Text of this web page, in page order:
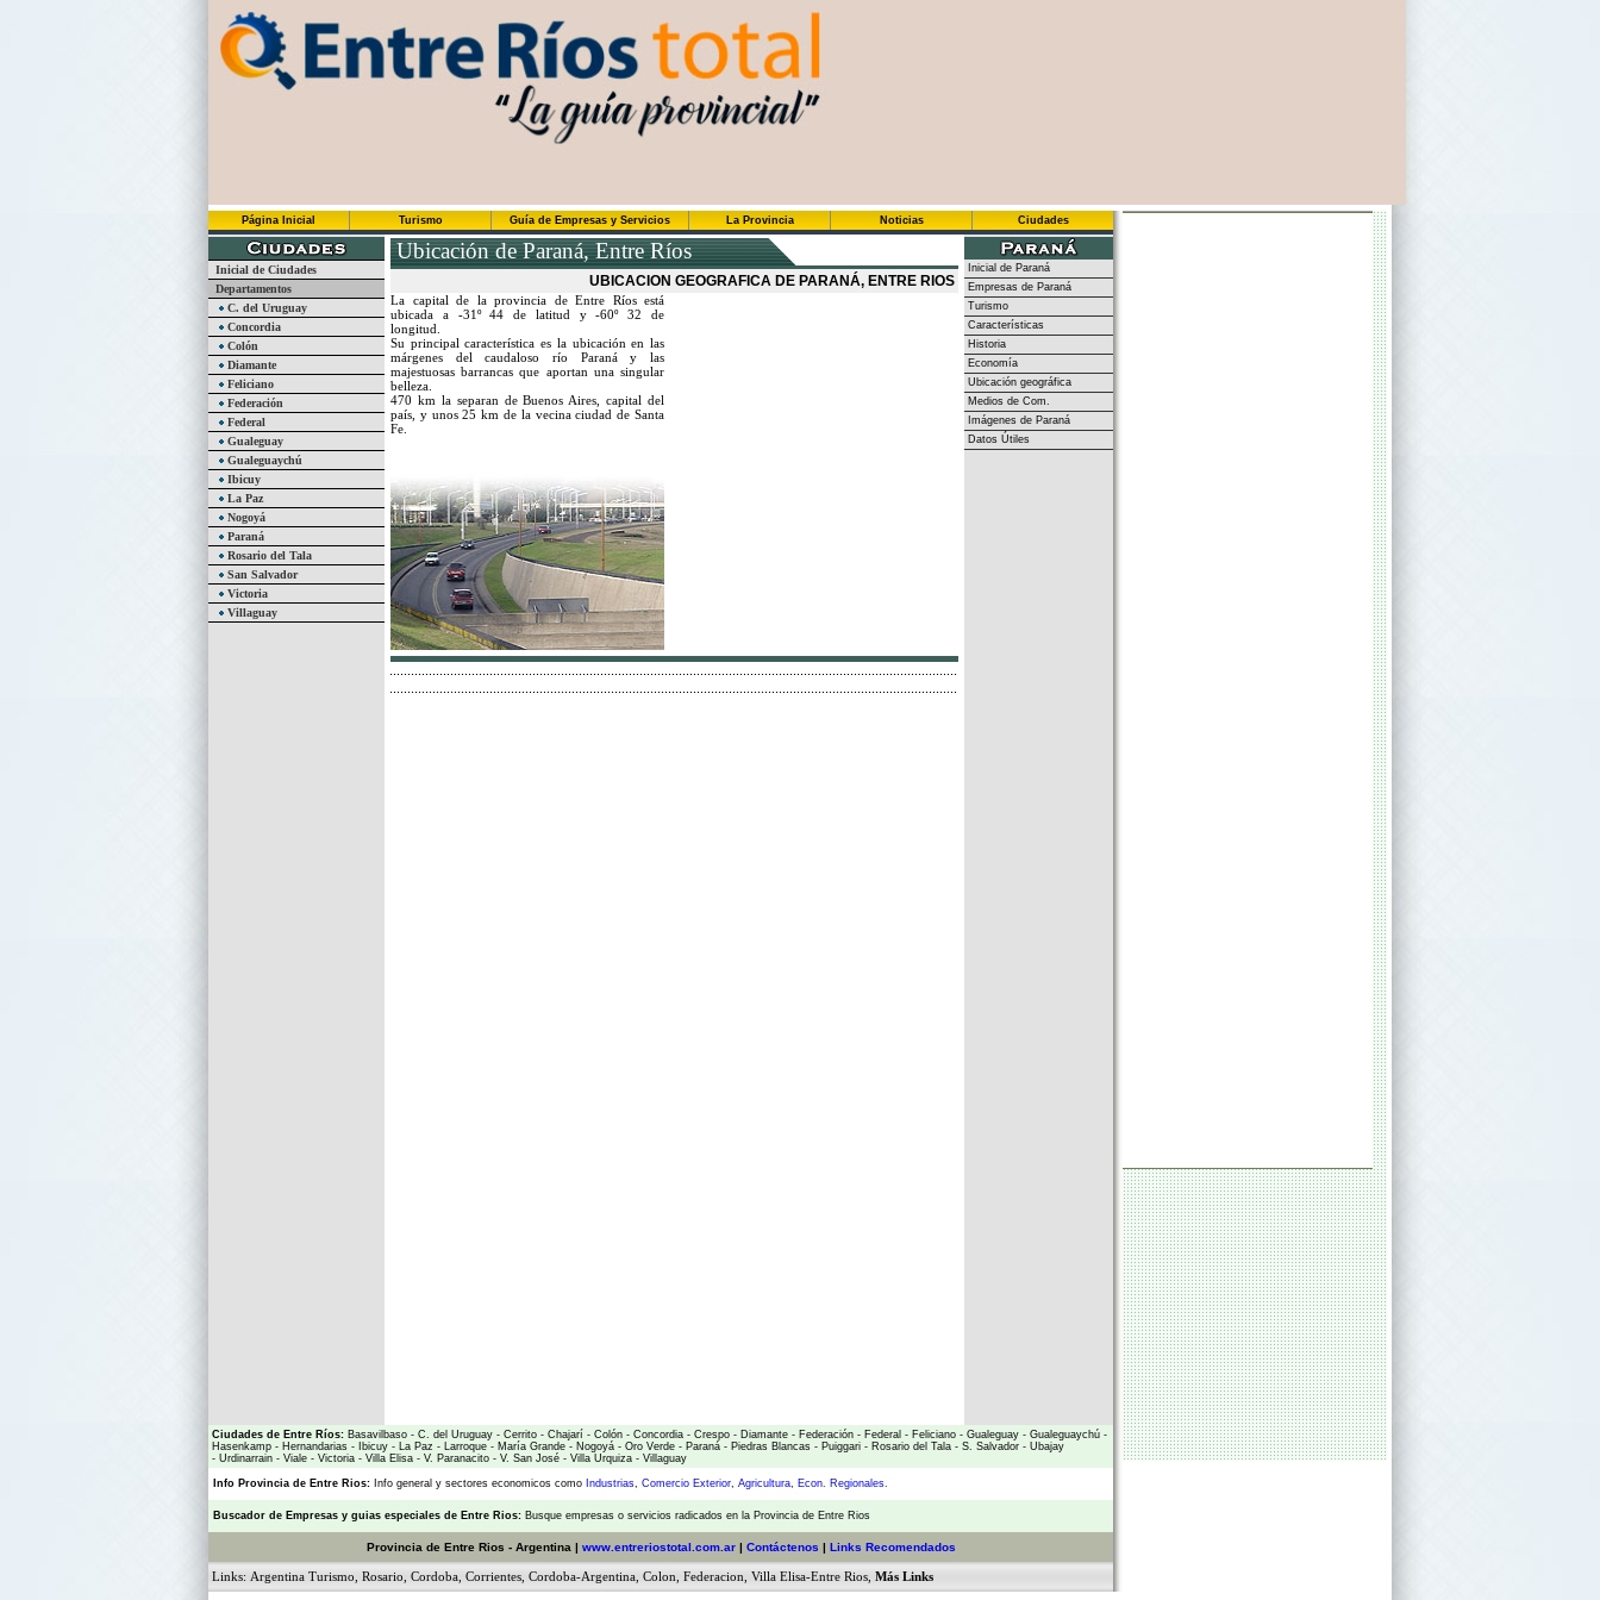
Página Inicial Turismo Guía de Empresas y Servicios La Provincia Noticias Ciudades
Inicial de Ciudades
Departamentos
C. del Uruguay
Concordia
Colón
Diamante
Feliciano
Federación
Federal
Gualeguay
Gualeguaychú
Ibicuy
La Paz
Nogoyá
Paraná
Rosario del Tala
San Salvador
Victoria
Villaguay
Ubicación de Paraná, Entre Ríos
UBICACION GEOGRAFICA DE PARANÁ, ENTRE RIOS
La capital de la provincia de Entre Ríos está
ubicada a -31º 44 de latitud y -60º 32 de
longitud.
Su principal característica es la ubicación en las
márgenes del caudaloso río Paraná y las
majestuosas barrancas que aportan una singular
belleza.
470 km la separan de Buenos Aires, capital del
país, y unos 25 km de la vecina ciudad de Santa
Fe.
Inicial de Paraná
Empresas de Paraná
Turismo
Características
Historia
Economía
Ubicación geográfica
Medios de Com.
Imágenes de Paraná
Datos Útiles
Ciudades de Entre Ríos: Basavilbaso - C. del Uruguay - Cerrito - Chajarí - Colón - Concordia - Crespo - Diamante - Federación - Federal - Feliciano - Gualeguay - Gualeguaychú -
Hasenkamp - Hernandarias - Ibicuy - La Paz - Larroque - María Grande - Nogoyá - Oro Verde - Paraná - Piedras Blancas - Puiggari - Rosario del Tala - S. Salvador - Ubajay
- Urdinarrain - Viale - Victoria - Villa Elisa - V. Paranacito - V. San José - Villa Urquiza - Villaguay
Info Provincia de Entre Rios: Info general y sectores economicos como Industrias, Comercio Exterior, Agricultura, Econ. Regionales.
Buscador de Empresas y guias especiales de Entre Rios: Busque empresas o servicios radicados en la Provincia de Entre Rios
Provincia de Entre Rios - Argentina | www.entreriostotal.com.ar| Contáctenos | Links Recomendados
Links: Argentina Turismo Rosario Cordoba Corrientes Cordoba-Argentina Colon Federacion Villa Elisa-Entre Rios Más Links